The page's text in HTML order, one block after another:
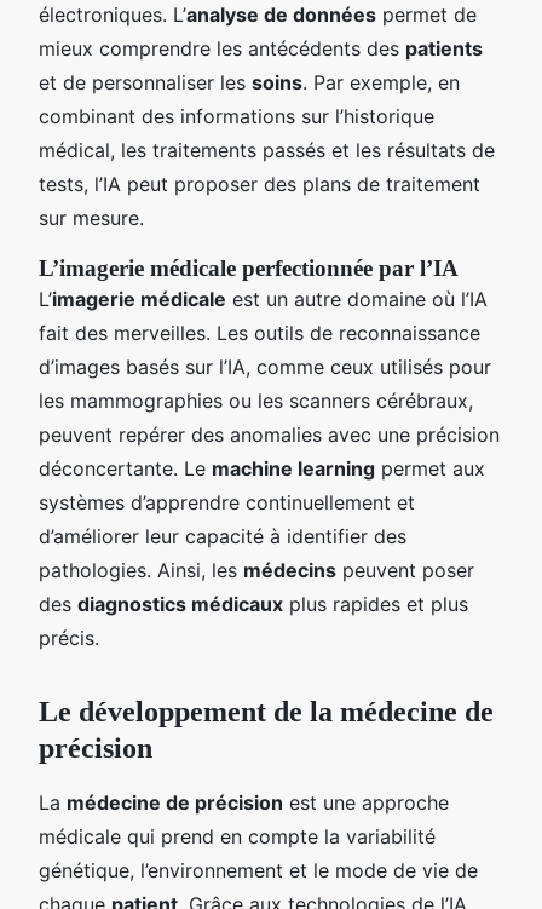
électroniques. L’analyse de données permet de
mieux comprendre les antécédents des patients
et de personnaliser les soins. Par exemple, en
combinant des informations sur l’historique
médical, les traitements passés et les résultats de
tests, l’IA peut proposer des plans de traitement
sur mesure.
L’imagerie médicale perfectionnée par l’IA
L’imagerie médicale est un autre domaine où l’IA
fait des merveilles. Les outils de reconnaissance
d’images basés sur l’IA, comme ceux utilisés pour
les mammographies ou les scanners cérébraux,
peuvent repérer des anomalies avec une précision
déconcertante. Le machine learning permet aux
systèmes d’apprendre continuellement et
d’améliorer leur capacité à identifier des
pathologies. Ainsi, les médecins peuvent poser
des diagnostics médicaux plus rapides et plus
précis.
Le développement de la médecine de
précision
La médecine de précision est une approche
médicale qui prend en compte la variabilité
génétique, l’environnement et le mode de vie de
chaque patient. Grâce aux technologies de l’IA,